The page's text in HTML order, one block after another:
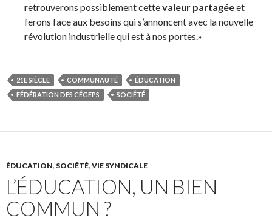
retrouverons possiblement cettevaleur partagéeet
ferons face aux besoins qui s’annoncent avec la nouvelle
révolution industrielle qui est à nos portes.»
21E SIÈCLE COMMUNAUTÉ
ÉDUCATION
FÉDÉRATION DES CÉGEPS
SOCIÉTÉ
ÉDUCATION, SOCIÉTÉ, VIE SYNDICALE
L’ÉDUCATION, UN BIEN
COMMUN ?